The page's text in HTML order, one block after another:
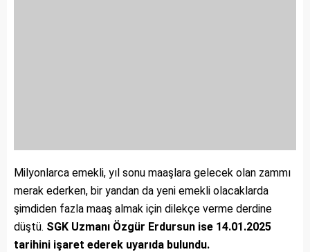
Milyonlarca emekli, yıl sonu maaşlara gelecek olan zammı
merak ederken, bir yandan da yeni emekli olacaklarda
şimdiden fazla maaş almak için dilekçe verme derdine
düştü. SGK Uzmanı Özgür Erdursun ise 14.01.2025
tarihini işaret ederek uyarıda bulundu.